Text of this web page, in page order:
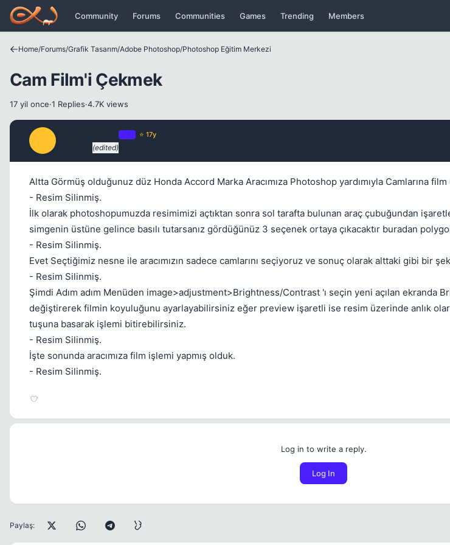
Icerige atla
Community Forums Communities Games Trending Members
Home/Forums/Grafik Tasarım/Adobe Photoshop/Photoshop Eğitim Merkezi
Cam Film'i Çekmek
17 yil once·1 Replies·4.7K views
Bounty amount
Between 1 and 5000 reputation points
⭐ 17y
(edited)
Altta Görmüş olduğunuz düz Honda Accord Marka Aracımıza Photoshop yardımıyla Camlarına film
- Resim Silinmiş.
İlk olarak photoshopumuzda resimimizi açtıktan sonra sol tarafta bulunan araç çubuğundan
simgenin üstüne gelince basılı tutarsanız gördüğünüz 3 seçenek ortaya çıkacaktır buradan
- Resim Silinmiş.
Evet Seçtiğimiz nesne ile aracımızın sadece camlarını seçiyoruz ve sonuç olarak alttaki gibi bir
- Resim Silinmiş.
Şimdi Adım adım Menüden image>adjustment>Brightness/Contrast 'ı seçin yeni açılan ekranda
değiştirerek filmin koyuluğunu ayarlayabilirsiniz eğer preview işaretli ise resim üzerinde anlık
tuşuna basarak işlemi bitirebilirsiniz.
- Resim Silinmiş.
İşte sonunda aracımıza film işlemi yapmış olduk.
- Resim Silinmiş.
Log in to write a reply.
Log In
Paylaş: